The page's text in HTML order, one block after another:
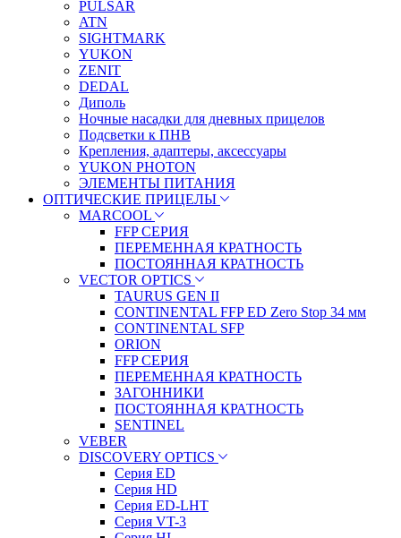
PULSAR
ATN
SIGHTMARK
YUKON
ZENIT
DEDAL
Диполь
Ночные насадки для дневных прицелов
Подсветки к ПНВ
Крепления, адаптеры, аксессуары
YUKON PHOTON
ЭЛЕМЕНТЫ ПИТАНИЯ
ОПТИЧЕСКИЕ ПРИЦЕЛЫ
MARCOOL
FFP СЕРИЯ
ПЕРЕМЕННАЯ КРАТНОСТЬ
ПОСТОЯННАЯ КРАТНОСТЬ
VECTOR OPTICS
TAURUS GEN II
CONTINENTAL FFP ED Zero Stop 34 мм
CONTINENTAL SFP
ORION
FFP СЕРИЯ
ПЕРЕМЕННАЯ КРАТНОСТЬ
ЗАГОННИКИ
ПОСТОЯННАЯ КРАТНОСТЬ
SENTINEL
VEBER
DISCOVERY OPTICS
Серия ED
Серия HD
Серия ED-LHT
Серия VT-3